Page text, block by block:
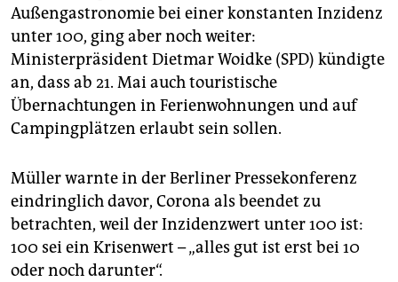
Außengastronomie bei einer konstanten Inzidenz
unter 100, ging aber noch weiter:
Ministerpräsident Dietmar Woidke (SPD) kündigte
an, dass ab 21. Mai auch touristische
Übernachtungen in Ferienwohnungen und auf
Campingplätzen erlaubt sein sollen.
Müller warnte in der Berliner Pressekonferenz
eindringlich davor, Corona als beendet zu
betrachten, weil der Inzidenzwert unter 100 ist:
100 sei ein Krisenwert – „alles gut ist erst bei 10
oder noch darunter“.